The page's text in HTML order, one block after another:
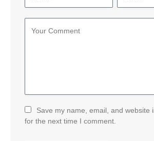
Save my name, email, and website
for the next time I comment.